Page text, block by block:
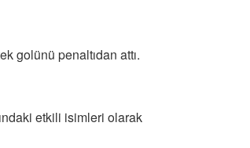
golünü penaltıdan attı.
etkili isimleri olarak